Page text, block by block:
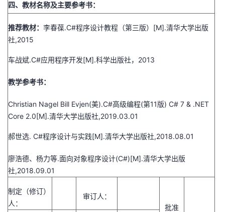
四、教材名称及主要参考书：
推荐教材： 李春葆.C#程序设计教程（第三版）[M].清华大学出版
社,2015
车战斌.C#应用程序开发[M].科学出版社，2013
教学参考书：
Christian Nagel Bill Evjen(美).C#高级编程(第11版) C# 7 & .NET
Core 2.0[M].清华大学出版社,2019.03.01
郝世选. C#程序设计与实践[M].清华大学出版社,2018.08.01
廖浩德、杨力等.面向对象程序设计(C#)[M].清华大学出版
社,2018.09.01
制定（修订）
人：
审订人：
批准